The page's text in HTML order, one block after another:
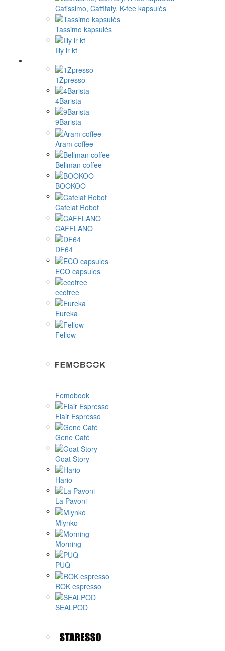
Cafissimo, Caffitaly, K-fee kapsulės
Tassimo kapsulės
Illy ir kt
1Zpresso
4Barista
9Barista
Aram coffee
Bellman coffee
BOOKOO
Cafelat Robot
CAFFLANO
DF64
ECO capsules
ecotree
Eureka
Fellow
Femobook
Flair Espresso
Gene Café
Goat Story
Hario
La Pavoni
Mlynko
Morning
PUQ
ROK espresso
SEALPOD